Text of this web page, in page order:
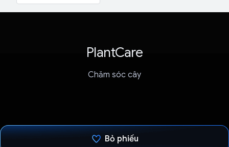
PlantCare
Chăm sóc cây
Bỏ phiếu